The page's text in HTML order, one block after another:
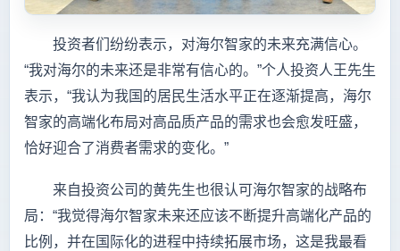
投资者们纷纷表示，对海尔智家的未来充满信心。
“我对海尔的未来还是非常有信心的。”个人投资人王先生
表示，“我认为我国的居民生活水平正在逐渐提高，海尔
智家的高端化布局对高品质产品的需求也会愈发旺盛，
恰好迎合了消费者需求的变化。”
来自投资公司的黄先生也很认可海尔智家的战略布
局：“我觉得海尔智家未来还应该不断提升高端化产品的
比例，并在国际化的进程中持续拓展市场，这是我最看